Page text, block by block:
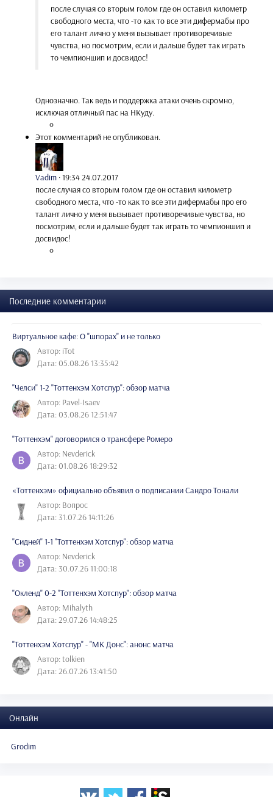
после случая со вторым голом где он оставил километр
свободного места, что -то как то все эти дифермабы про
его талант лично у меня вызывает противоречивые
чувства, но посмотрим, если и дальше будет так играть
то чемпионшип и досвидос!
Однозначно. Так ведь и поддержка атаки очень скромно,
исключая отличный пас на НКуду.
Этот комментарий не опубликован.
Vadim ·19:34 24.07.2017
после случая со вторым голом где он оставил километр
свободного места, что -то как то все эти дифермабы про его
талант лично у меня вызывает противоречивые чувства, но
посмотрим, если и дальше будет так играть то чемпионшип и
досвидос!
Последние комментарии
Виртуальное кафе: О "шпорах" и не только
Автор: iTot
Дата: 05.08.26 13:35:42
"Челси" 1-2 "Тоттенхэм Хотспур": обзор матча
Автор: Pavel-Isaev
Дата: 03.08.26 12:51:47
"Тоттенхэм" договорился о трансфере Ромеро
Автор: Nevderick
Дата: 01.08.26 18:29:32
«Тоттенхэм» официально объявил о подписании Сандро Тонали
Автор: Вопрос
Дата: 31.07.26 14:11:26
"Сидней" 1-1 "Тоттенхэм Хотспур": обзор матча
Автор: Nevderick
Дата: 30.07.26 11:00:18
"Окленд" 0-2 "Тоттенхэм Хотспур": обзор матча
Автор: Mihalyth
Дата: 29.07.26 14:48:25
"Тоттенхэм Хотспур" - "МК Донс": анонс матча
Автор: tolkien
Дата: 26.07.26 13:41:50
Онлайн
Grodim